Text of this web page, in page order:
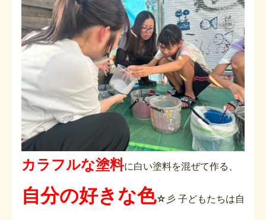
カラフルな塗料に白い塗料を混ぜて作る、
自分の好きな色☆彡 子どもたちは自